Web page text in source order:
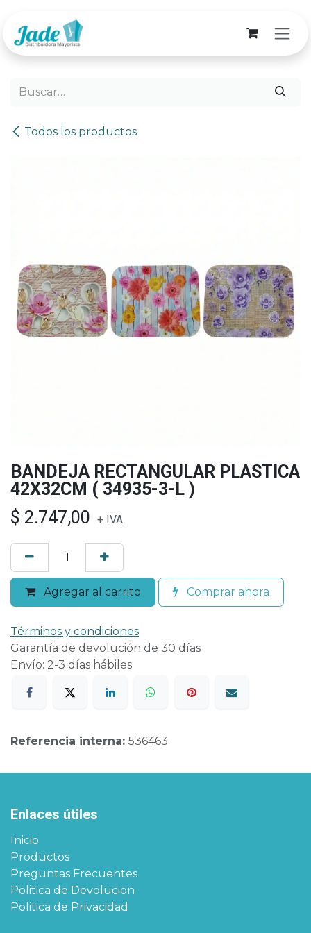
Todos los productos
BANDEJA RECTANGULAR PLASTICA
42X32CM ( 34935-3-L )
$ 2.747,00 + IVA
Agregar al carrito Comprar ahora
Términos y condiciones
Garantía de devolución de 30 días
Envío: 2-3 días hábiles
Referencia interna: 536463
Enlaces útiles
Inicio
Productos
Preguntas Frecuentes
Politica de Devolucion
Politica de Privacidad